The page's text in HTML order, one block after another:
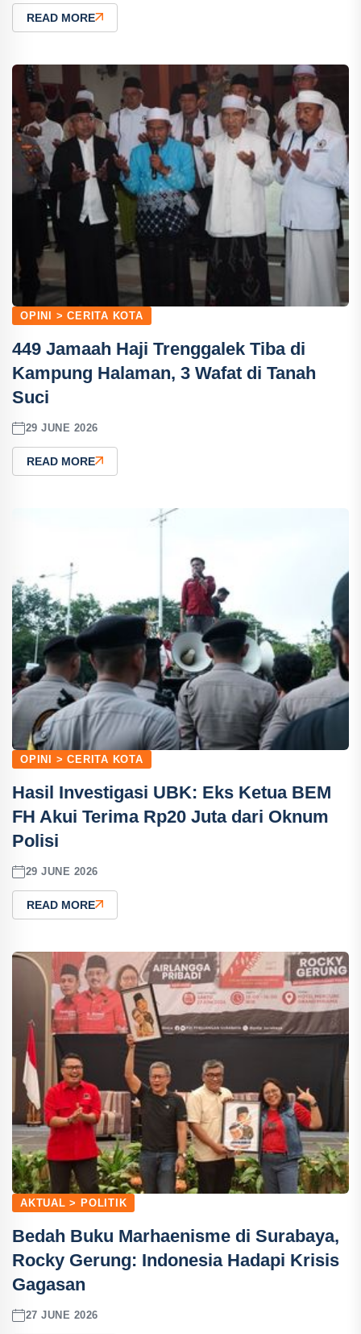
READ MORE
OPINI > CERITA KOTA
449 Jamaah Haji Trenggalek Tiba di
Kampung Halaman, 3 Wafat di Tanah
Suci
29 JUNE 2026
READ MORE
OPINI > CERITA KOTA
Hasil Investigasi UBK: Eks Ketua BEM
FH Akui Terima Rp20 Juta dari Oknum
Polisi
29 JUNE 2026
READ MORE
AKTUAL > POLITIK
Bedah Buku Marhaenisme di Surabaya,
Rocky Gerung: Indonesia Hadapi Krisis
Gagasan
27 JUNE 2026